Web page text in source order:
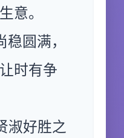
意。
圆满，
时有争
淑好胜之